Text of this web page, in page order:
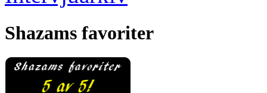
Shazams favoriter